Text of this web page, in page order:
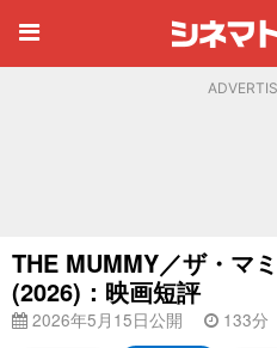
THE MUMMY／ザ・マ
(2026)：映画短評
2026年5月15日公開 133分